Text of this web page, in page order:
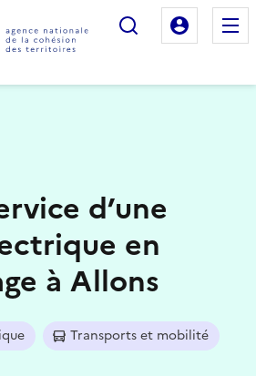
Rechercher
Mon
d’une
en
à Allons
Transports et mobilité